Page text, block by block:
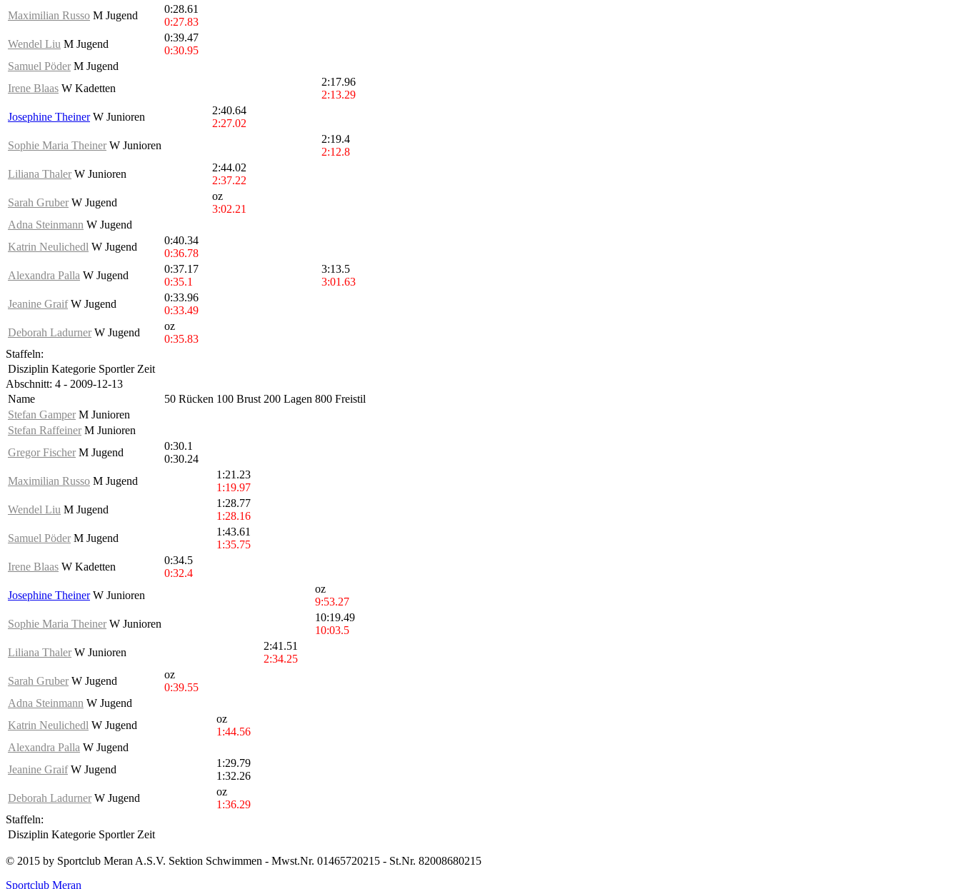
Maximilian Russo M Jugend
0:28.61
0:27.83
Wendel Liu M Jugend
0:39.47
0:30.95
Samuel Pöder M Jugend
Irene Blaas W Kadetten
2:17.96
2:13.29
Josephine TheinerW Junioren
2:40.64
2:27.02
Sophie Maria Theiner W Junioren
2:19.4
2:12.8
Liliana Thaler W Junioren
2:44.02
2:37.22
Sarah Gruber W Jugend
oz
3:02.21
Adna Steinmann W Jugend
Katrin Neulichedl W Jugend
0:40.34
0:36.78
Alexandra Palla W Jugend
0:37.17
0:35.1
3:13.5
3:01.63
Jeanine GraifW Jugend
0:33.96
0:33.49
Deborah Ladurner W Jugend
oz
0:35.83
Staffeln:
Disziplin Kategorie Sportler Zeit
Abschnitt: 4 - 2009-12-13
Name
50 Rücken 100 Brust 200 Lagen 800 Freistil
Stefan Gamper M Junioren
Stefan Raffeiner M Junioren
Gregor Fischer M Jugend
0:30.1
0:30.24
Maximilian Russo M Jugend
1:21.23
1:19.97
Wendel Liu M Jugend
1:28.77
1:28.16
Samuel Pöder M Jugend
1:43.61
1:35.75
Irene Blaas W Kadetten
0:34.5
0:32.4
Josephine TheinerW Junioren
oz
9:53.27
Sophie Maria Theiner W Junioren
10:19.49
10:03.5
Liliana Thaler W Junioren
2:41.51
2:34.25
Sarah Gruber W Jugend
oz
0:39.55
Adna Steinmann W Jugend
Katrin Neulichedl W Jugend
oz
1:44.56
Alexandra Palla W Jugend
Jeanine GraifW Jugend
1:29.79
1:32.26
Deborah Ladurner W Jugend
oz
1:36.29
Staffeln:
Disziplin Kategorie Sportler Zeit
© 2015 by Sportclub Meran A.S.V. Sektion Schwimmen - Mwst.Nr. 01465720215 - St.Nr. 82008680215
Sportclub Meran